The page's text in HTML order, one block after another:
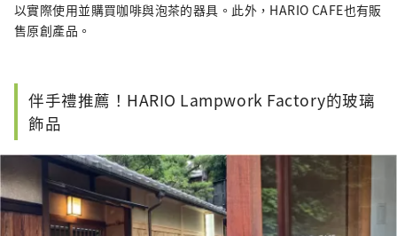
以實際使用並購買咖啡與泡茶的器具。此外，HARIO CAFE也有販
售原創產品。
伴手禮推薦！HARIO Lampwork Factory的玻璃
飾品